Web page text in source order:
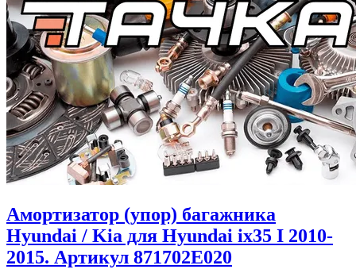
Амортизатор (упор) багажника
Hyundai / Kia для Hyundai ix35 I 2010-
2015. Артикул 871702E020